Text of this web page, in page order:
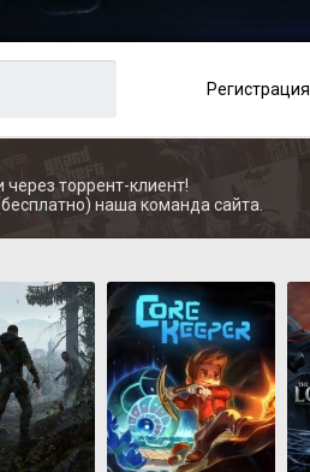
Регистрация
торрент-клиент!
наша команда сайта.